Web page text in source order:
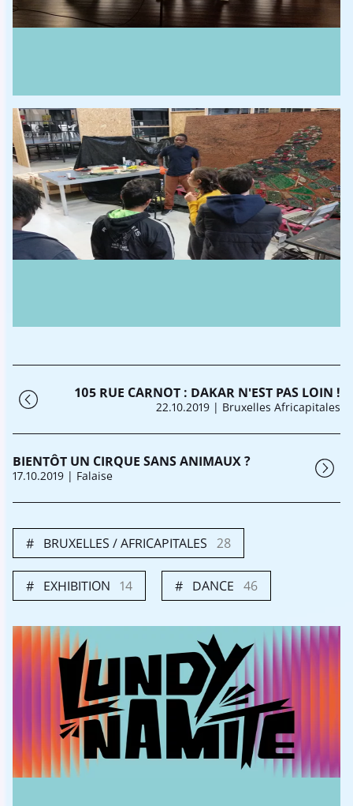
105 RUE CARNOT : DAKAR N'EST PAS LOIN !
22.10.2019 | Bruxelles Africapitales
BIENTÔT UN CIRQUE SANS ANIMAUX ?
17.10.2019 | Falaise
BRUXELLES / AFRICAPITALES 28
EXHIBITION 14 DANCE 46